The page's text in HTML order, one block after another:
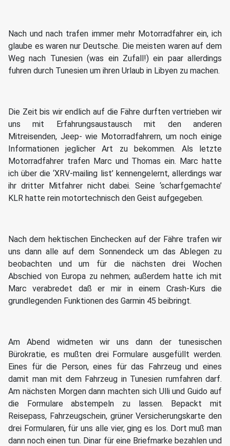
Nach und nach trafen immer mehr Motorradfahrer ein, ich
glaube es waren nur Deutsche. Die meisten waren auf dem
Weg nach Tunesien (was ein Zufall!) ein paar allerdings
fuhren durch Tunesien um ihren Urlaub in Libyen zu machen.
Die Zeit bis wir endlich auf die Fähre durften vertrieben wir
uns mit Erfahrungsaustausch mit den anderen
Mitreisenden, Jeep- wie Motorradfahrern, um noch einige
Informationen jeglicher Art zu bekommen. Als letzte
Motorradfahrer trafen Marc und Thomas ein. Marc hatte
ich über die ‘XRV-mailing list’ kennengelernt, allerdings war
ihr dritter Mitfahrer nicht dabei. Seine ‘scharfgemachte’
KLR hatte rein motortechnisch den Geist aufgegeben.
Nach dem hektischen Einchecken auf der Fähre trafen wir
uns dann alle auf dem Sonnendeck um das Ablegen zu
beobachten und um für die nächsten drei Wochen
Abschied von Europa zu nehmen; außerdem hatte ich mit
Marc verabredet daß er mir in einem Crash-Kurs die
grundlegenden Funktionen des Garmin 45 beibringt.
Am Abend widmeten wir uns dann der tunesischen
Bürokratie, es mußten drei Formulare ausgefüllt werden.
Eines für die Person, eines für das Fahrzeug und eines
damit man mit dem Fahrzeug in Tunesien rumfahren darf.
Am nächsten Morgen dann machten sich Ulli und Guido auf
die Formulare abstempeln zu lassen. Bepackt mit
Reisepass, Fahrzeugschein, grüner Versicherungskarte den
drei Formularen, für uns alle vier, ging es los. Dort muß man
dann noch einen tun. Dinar für eine Briefmarke bezahlen und